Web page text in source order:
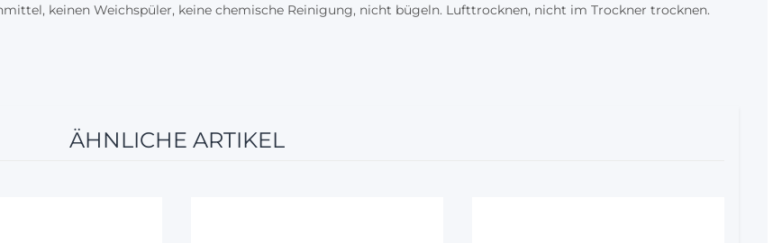
keinen Weichspüler, keine chemische Reinigung, nicht bügeln. Lufttrocknen, nicht im Trockner trocknen.
ÄHNLICHE ARTIKEL